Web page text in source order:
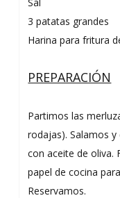
3 patatas grandes
Harina para fritura
PREPARACIÓN
Partimos las
rodajas). Salamos
con aceite de oliva.
papel de cocina
Reservamos.